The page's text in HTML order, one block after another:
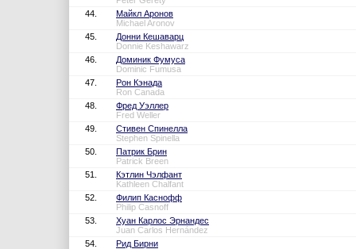
44.
Майкл Аронов
Michael Aronov
45.
Донни Кешаварц
Donnie Keshawarz
46.
Доминик Фумуса
Dominic Fumusa
47.
Рон Кэнада
Ron Canada
48.
Фред Уэллер
Fred Weller
49.
Стивен Спинелла
Stephen Spinella
50.
Патрик Брин
Patrick Breen
51.
Кэтлин Чэлфант
Kathleen Chalfant
52.
Филип Каснофф
Philip Casnoff
53.
Хуан Карлос Эрнандес
Juan Carlos Hernández
54.
Рид Бирни